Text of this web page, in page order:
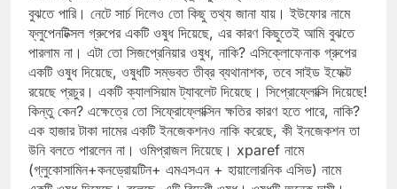
বুঝতে পারি। নেটে সার্চ দিলেও তো কিছু তথ্য জানা যায়। ইউফোর নামে
ফ্লুপেনটিক্সল গ্রুপের একটি ওষুধ দিয়েছে, এর কারণ কিছুতেই আমি বুঝতে
পারলাম না। এটা তো সিজপ্রেনিয়ার ওষুধ, নাকি? এসিক্লোফেনাক গ্রুপের
একটি ওষুধ দিয়েছে, ওষুধটি সম্ভবত তীব্র ব্যথানাশক, তবে সাইড ইফেক্ট
রয়েছে প্রচুর। একটি ক্যালসিয়াম ট্যাবলেট দিয়েছে। সিপ্রোফ্লোক্সি দিয়েছে!
কিন্তু কেন? এক্ষেত্রে তো সিফ্রোফ্লোক্সিন ক্ষতির কারণ হতে পারে, নাকি?
এক হাজার টাকা দামের একটি ইনজেকশনও নাকি করেছে, কী ইনজেকশন তা
উনি বলতে পারলেন না। ওমিপ্রাজল দিয়েছে। xparef নামে
(গ্লুকোসামিন+কনড্রোয়টিন+ এমএসএন + হায়ালোরনিক এসিড) নামে